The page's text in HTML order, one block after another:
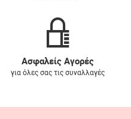
Ασφαλείς Αγορές
για όλες σας τις συναλλαγές